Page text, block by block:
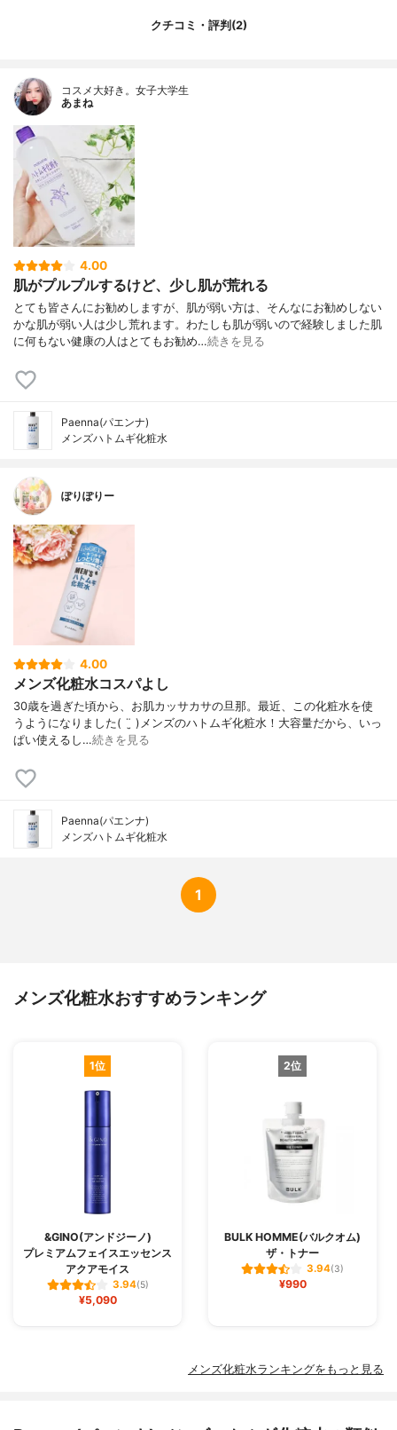
ドAG、セラミドAP、セラミドNG、セラミ
ダイズステロール、トレハロース、水添レ
クチコミ・評判(2)
コスメ大好き。女子大学生
あまね
4.00
肌がプルプルするけど、少し肌が荒れる
とても皆さんにお勧めしますが、肌が弱い方は、そんなにお勧めしない
かな肌が弱い人は少し荒れます。わたしも肌が弱いので経験しました肌
に何もない健康の人はとてもお勧め…続きを見る
Paenna(パエンナ)
メンズハトムギ化粧水
ぽりぽりー
4.00
メンズ化粧水コスパよし
30歳を過ぎた頃から、お肌カッサカサの旦那。 最近、この化粧水を使
うようになりました( ¨̮ ) メンズのハトムギ化粧水！ 大容量だから、いっ
ぱい使えるし…続きを見る
Paenna(パエンナ)
メンズハトムギ化粧水
1
メンズ化粧水おすすめランキング
1位
&GINO(アンドジーノ)
プレミアムフェイスエッセンス
アクアモイス
3.94(5)
¥5,090
2位
BULK HOMME(バルクオム)
ザ・トナー
3.94(3)
¥990
メンズ化粧水ランキングをもっと見る